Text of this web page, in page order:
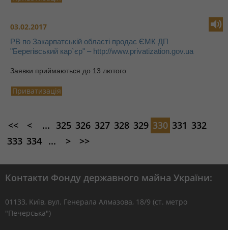
03.02.2017
РВ по Закарпатській області продає ЄМК ДП
"Берегівський кар`єр" – http://www.privatization.gov.ua
Заявки приймаються до 13 лютого
Приватизація
<< < ... 325 326 327 328 329 330 331 332
333 334 ... > >>
Контакти Фонду державного майна України:
01133, Kиїв, вул. Генерала Алмазова, 18/9 (ст. метро
"Печерська")